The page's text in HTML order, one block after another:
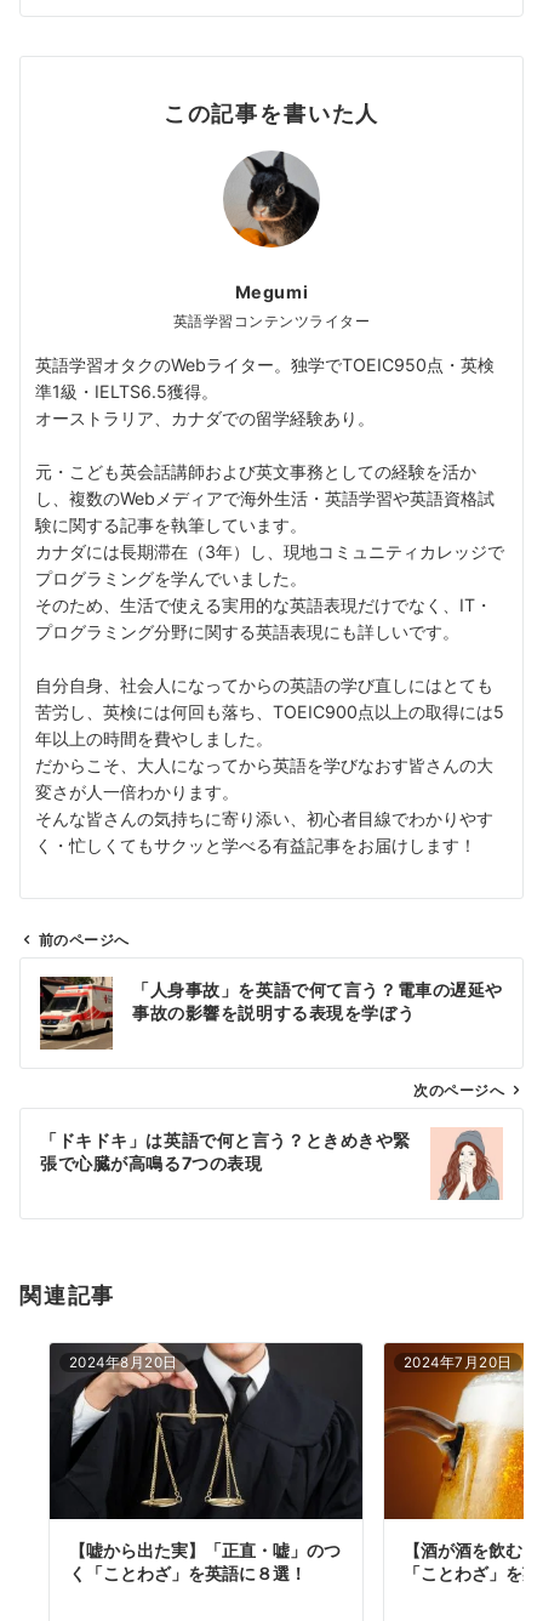
この記事を書いた人
Megumi
英語学習コンテンツライター
英語学習オタクのWebライター。独学でTOEIC950点・英検
準1級・IELTS6.5獲得。
オーストラリア、カナダでの留学経験あり。
元・こども英会話講師および英文事務としての経験を活か
し、複数のWebメディアで海外生活・英語学習や英語資格試
験に関する記事を執筆しています。
カナダには長期滞在（3年）し、現地コミュニティカレッジで
プログラミングを学んでいました。
そのため、生活で使える実用的な英語表現だけでなく、IT・
プログラミング分野に関する英語表現にも詳しいです。
自分自身、社会人になってからの英語の学び直しにはとても
苦労し、英検には何回も落ち、TOEIC900点以上の取得には5
年以上の時間を費やしました。
だからこそ、大人になってから英語を学びなおす皆さんの大
変さが人一倍わかります。
そんな皆さんの気持ちに寄り添い、初心者目線でわかりやす
く・忙しくてもサクッと学べる有益記事をお届けします！
ビ
ン
前のページへ
「人身事故」を英語で何て言う？電車の遅延や
事故の影響を説明する表現を学ぼう
次のページへ
「ドキドキ」は英語で何と言う？ときめきや緊
張で心臓が高鳴る7つの表現
関連記事
2024年8月20日
【嘘から出た実】「正直・嘘」のつ
く「ことわざ」を英語に８選！
2024年7月20日
【酒が酒を飲む
「ことわざ」を